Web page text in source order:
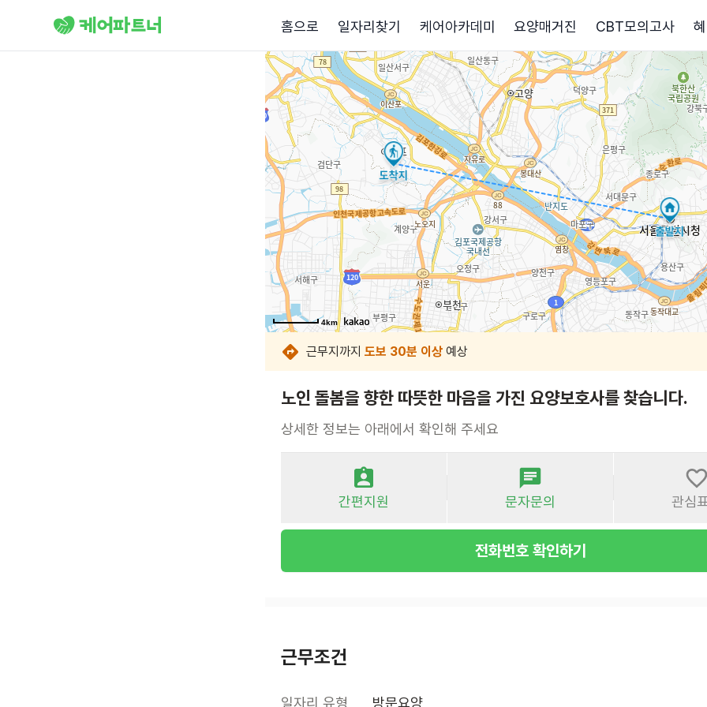
홈으로 일자리찾기 케어아카데미 요양매거진 CBT모의고사
4km
4km
4km
4km
4km
4km
4km
4km
근무지까지 도보 30분 이상 예상
노인 돌봄을 향한 따뜻한 마음을 가진 요양보호사를 찾습니다.
상세한 정보는 아래에서 확인해 주세요
간편지원 문자문의 관심
전화번호 확인하기
근무조건
일자리 유형 방문요양